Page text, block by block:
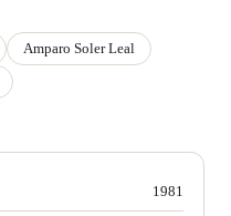
Amparo Soler Leal
1981